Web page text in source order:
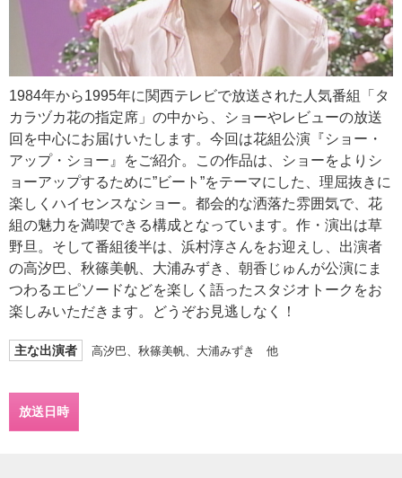
1984年から1995年に関西テレビで放送された人気番組「タ
カラヅカ花の指定席」の中から、ショーやレビューの放送
回を中心にお届けいたします。今回は花組公演『ショー・
アップ・ショー』をご紹介。この作品は、ショーをよりシ
ョーアップするために”ビート”をテーマにした、理屈抜きに
楽しくハイセンスなショー。都会的な洒落た雰囲気で、花
組の魅力を満喫できる構成となっています。作・演出は草
野旦。そして番組後半は、浜村淳さんをお迎えし、出演者
の高汐巴、秋篠美帆、大浦みずき、朝香じゅんが公演にま
つわるエピソードなどを楽しく語ったスタジオトークをお
楽しみいただきます。どうぞお見逃しなく！
主な出演者 高汐巴、秋篠美帆、大浦みずき 他
放送日時